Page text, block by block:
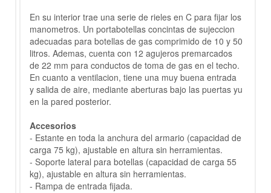
En su interior trae una serie de rieles en C para fijar los
manometros. Un portabotellas concintas de sujeccion
adecuadas para botellas de gas comprimido de 10 y 50
litros. Ademas, cuenta con 12 agujeros premarcados
de 22 mm para conductos de toma de gas en el techo.
En cuanto a ventilacion, tiene una muy buena entrada
y salida de aire, mediante aberturas bajo las puertas yu
en la pared posterior.
Accesorios
- Estante en toda la anchura del armario (capacidad de
carga 75 kg), ajustable en altura sin herramientas.
- Soporte lateral para botellas (capacidad de carga 55
kg), ajustable en altura sin herramientas.
- Rampa de entrada fijada.